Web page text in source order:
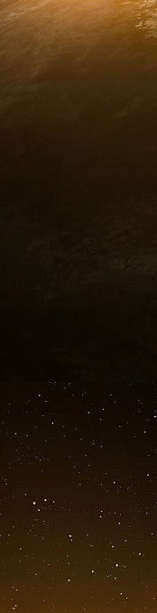
des
ou des
l’État
durée plus ou
Bons du
du Trésor
l’État
annuels
principaux
l’Agence